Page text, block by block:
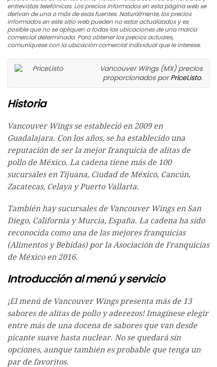
entrevistas telefónicas. Los precios informados en esta página web se
derivan de una o más de esas fuentes. Naturalmente, los precios
informados en este sitio web pueden no estar actualizados y es
posible que no se apliquen a todas las ubicaciones de una marca
comercial determinada. Para obtener los precios actuales,
comuníquese con la ubicación comercial individual que le interese.
Vancouver Wings (MX) precios
proporcionados porPriceListo.
Historia
Vancouver Wings se estableció en 2009 en
Guadalajara. Con los años, se ha establecido una
reputación de ser la mejor franquicia de alitas de
pollo de México. La cadena tiene más de 100
sucursales en Tijuana, Ciudad de México, Cancún,
Zacatecas, Celaya y Puerto Vallarta.
También hay sucursales de Vancouver Wings en San
Diego, California y Murcia, España. La cadena ha sido
reconocida como una de las mejores franquicias
(Alimentos y Bebidas) por la Asociación de Franquicias
de México en 2016.
Introducción al menú y servicio
¡El menú de Vancouver Wings presenta más de 13
sabores de alitas de pollo y aderezos! Imagínese elegir
entre más de una docena de sabores que van desde
picante suave hasta nuclear. No se quedará sin
opciones, aunque también es probable que tenga un
par de favoritos.